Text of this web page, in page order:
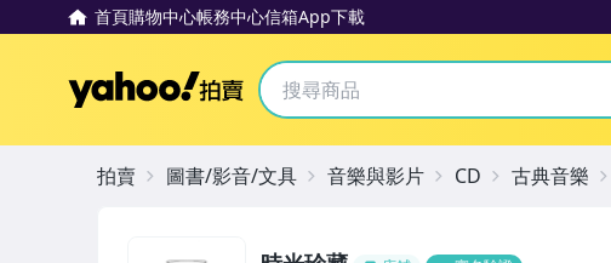
首頁購物中心帳務中心信箱App下載
Yahoo拍賣
拍賣 圖書/影音/文具 音樂與影片 CD 古典音樂